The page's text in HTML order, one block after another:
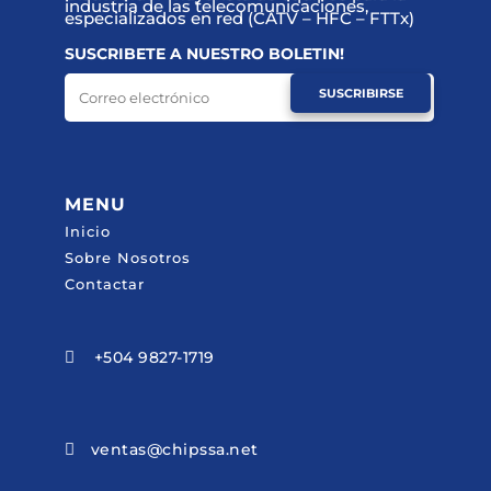
industria de las telecomunicaciones,
especializados en red (CATV – HFC – FTTx)
SUSCRIBETE A NUESTRO BOLETIN!
SUSCRIBIRSE
MENU
Inicio
Sobre Nosotros
Contactar
 +504 9827-1719
 ventas@chipssa.net